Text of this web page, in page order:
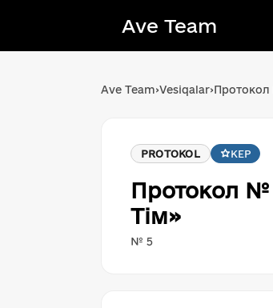
Ave Team
Ave Team›Vesiqalar›Протокол
PROTOKOL KEP
Протокол №
Тім»
№ 5